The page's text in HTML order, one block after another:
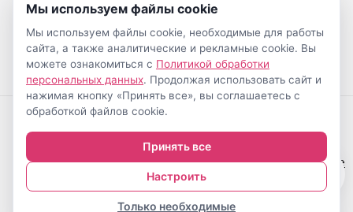
Санкт-Петербург, ул. Ворошилова, д. 2, Литер «Р» (БЦ
«Сигнал»), 3 этаж, пом. 2
На карте
Создание
интернет-
магазинов
© Shveimarkt.ru,
2017-2026
Настройка cookie
0
Мы используем файлы cookie
Мы используем файлы cookie, необходимые для работы
сайта, а также аналитические и рекламные cookie. Вы
можете ознакомиться с Политикой обработки
персональных данных. Продолжая использовать сайт и
нажимая кнопку «Принять все», вы соглашаетесь с
обработкой файлов cookie.
Принять все
Настроить
Только необходимые